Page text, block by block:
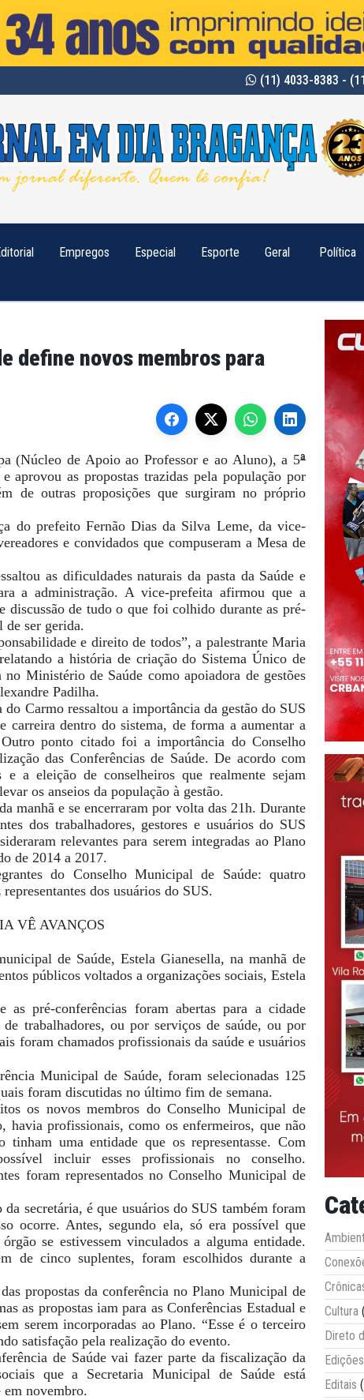
(11) 4033-8383 -
Empregos Especial Esporte Geral Política
define novos membros para
(Núcleo de Apoio ao Professor e ao Aluno), a 5ª
aprovou as propostas trazidas pela população por
de outras proposições que surgiram no próprio
do prefeito Fernão Dias da Silva Leme, da vice-
e convidados que compuseram a Mesa de
as dificuldades naturais da pasta da Saúde e
a administração. A vice-prefeita afirmou que a
discussão de tudo o que foi colhido durante as pré-
de ser gerida.
e direito de todos”, a palestrante Maria
a história de criação do Sistema Único de
Ministério de Saúde como apoiadora de gestões
Padilha.
Carmo ressaltou a importância da gestão do SUS
carreira dentro do sistema, de forma a aumentar a
Outro ponto citado foi a importância do Conselho
das Conferências de Saúde. De acordo com
a eleição de conselheiros que realmente sejam
os anseios da população à gestão.
manhã e se encerraram por volta das 21h. Durante
dos trabalhadores, gestores e usuários do SUS
relevantes para serem integradas ao Plano
de 2014 a 2017.
do Conselho Municipal de Saúde: quatro
dos usuários do SUS.
VÊ AVANÇOS
de Saúde, Estela Gianesella, na manhã de
públicos voltados a organizações sociais, Estela
pré-conferências foram abertas para a cidade
trabalhadores, ou por serviços de saúde, ou por
foram chamados profissionais da saúde e usuários
Municipal de Saúde, foram selecionadas 125
foram discutidas no último fim de semana.
os novos membros do Conselho Municipal de
havia profissionais, como os enfermeiros, que não
uma entidade que os representasse. Com
incluir esses profissionais no conselho.
foram representados no Conselho Municipal de
secretária, é que usuários do SUS também foram
ocorre. Antes, segundo ela, só era possível que
se estivessem vinculados a alguma entidade.
de cinco suplentes, foram escolhidos durante a
propostas da conferência no Plano Municipal de
as propostas iam para as Conferências Estadual e
serem incorporadas ao Plano. “Esse é o terceiro
satisfação pela realização do evento.
de Saúde vai fazer parte da fiscalização da
que a Secretaria Municipal de Saúde está
em novembro.
Cultura
Direto
Edições
Editais